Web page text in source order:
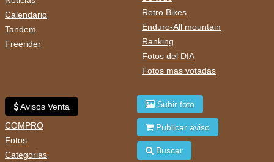
Calendario
Tandem
Freerider
Retro Bikes
Enduro-All mountain
Ranking
Fotos del DIA
Fotos mas votadas
Avisos Venta
COMPRO
Fotos
Categorias
Subir foto
Publicar aviso
Buscar